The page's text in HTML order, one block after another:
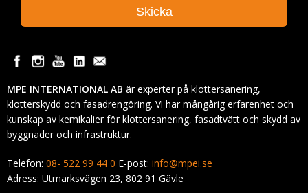
MPE INTERNATIONAL AB är experter på klottersanering,
klotterskydd och fasadrengöring. Vi har mångårig erfarenhet och
kunskap av kemikalier för klottersanering, fasadtvätt och skydd av
byggnader och infrastruktur.
Telefon: 08- 522 99 44 0 E-post: info@mpei.se
Adress: Utmarksvägen 23, 802 91 Gävle